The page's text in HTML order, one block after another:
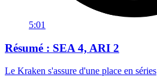
5:01
Résumé : SEA 4, ARI 2
Le Kraken s'assure d'une place en séries